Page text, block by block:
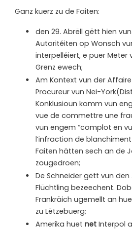
Ganz kuerz zu de Faiten:
den 29. Abrëll gëtt hien
Autoritéiten op Wonsch
interpelléiert, e puer Meter
Grenz ewech;
Am Kontext vun der Affaire
Procureur vun Nei-
Konklusioun komm vun
vue de commettre une
vun engem “complot en
l’infraction de blanchiment
Faiten hätten sech an de
zougedroen;
De Schneider gëtt vun den
Flüchtling bezeechent.
Frankräich ugemellt an
zu Lëtzebuerg;
Amerika huet net Interpol